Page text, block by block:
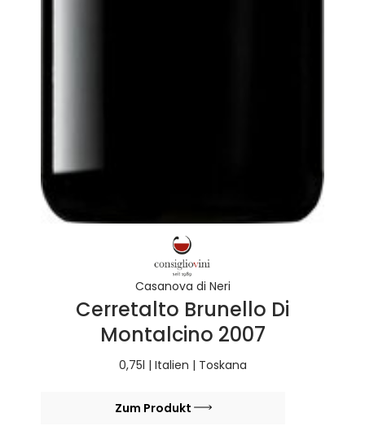
Casanova di Neri
Cerretalto Brunello Di
Montalcino 2007
0,75l | Italien | Toskana
Zum Produkt